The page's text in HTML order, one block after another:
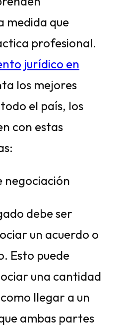
medida que
profesional.
jurídico en
los mejores
el país, los
con estas
negociación
debe ser
un acuerdo o
Esto puede
una cantidad
llegar a un
ambas partes